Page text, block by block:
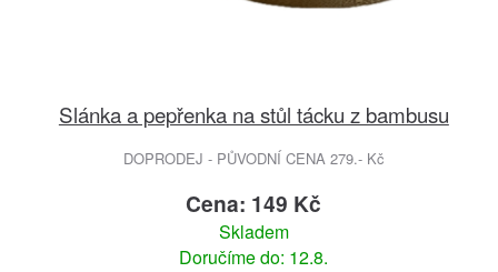
Slánka a pepřenka na stůl tácku z bambusu
DOPRODEJ - PŮVODNÍ CENA 279.- Kč
Cena: 149 Kč
Skladem
Doručíme do: 12.8.